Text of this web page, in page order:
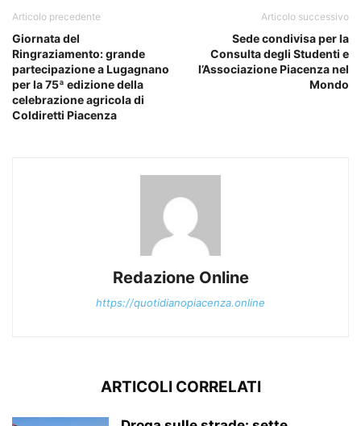
Articolo precedente
Giornata del
Ringraziamento: grande
partecipazione a Lugagnano
per la 75ª edizione della
celebrazione agricola di
Coldiretti Piacenza
Articolo successivo
Sede condivisa per la
Consulta degli Studenti e
l’Associazione Piacenza nel
Mondo
Redazione Online
https://quotidianopiacenza.online
ARTICOLI CORRELATI